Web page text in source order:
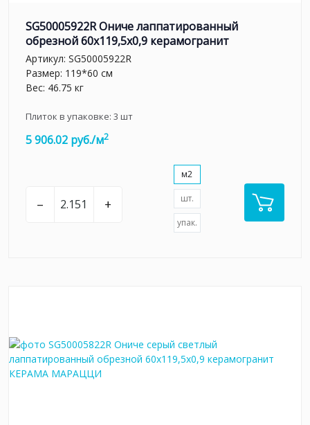
SG50005922R Ониче лаппатированный
обрезной 60x119,5x0,9 керамогранит
Артикул: SG50005922R
Размер: 119*60 см
Вес: 46.75 кг
Плиток в упаковке: 3 шт
5 906.02 руб./м2
– +
м2
шт.
упак.